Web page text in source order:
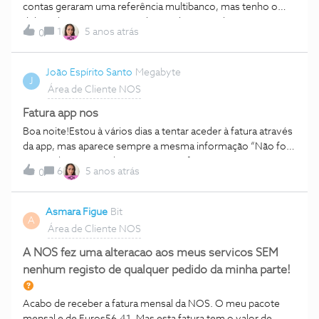
alguma coisa sovre a app sff.De momento é
inutil.Sinceramente estou a ficar saturado disto.Primeiro
descarregar, uma aviso vermelho aparece e retem-se. Tendo
que voltar atrás e recomeçar. Tirem essa mcena dai por
favor.• O codigo de barras para pagar no payshop devia ap
contas geraram uma referência multibanco, mas tenho o
débito direto ativo. Por qual método pretendem que eu a
liquide?
0 1 5 anos atrás
J
João Espírito Santo Megabyte
Área de Cliente NOS
Fatura app nos
Boa noite!Estou à vários dias a tentar aceder à fatura através
da app, mas aparece sempre a mesma informação “Não foi
possível mostrar o documento. Por favor tente mais
tarde”Alguém com o mesmo problema?
0 6 5 anos atrás
A
Asmara Figue Bit
Área de Cliente NOS
A NOS fez uma alteracao aos meus servicos SEM
nenhum registo de qualquer pedido da minha parte!
Acabo de receber a fatura mensal da NOS. O meu pacote